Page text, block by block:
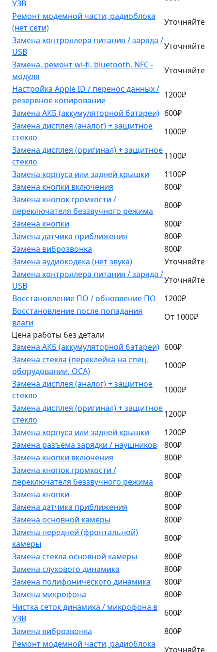
УЗВ
Ремонт модемной части, радиоблока
(нет сети)
Уточняйте
Замена контроллера питания / заряда /
USB
Уточняйте
Замена, ремонт wi-fi, bluetooth, NFC -
модуля
Уточняйте
Настройка Apple ID / перенос данных /
резервное копирование
1200₽
Замена АКБ (аккумуляторной батареи) 600₽
Замена дисплея (аналог) + защитное
стекло
1000₽
Замена дисплея (оригинал) + защитное
стекло
1100₽
Замена корпуса или задней крышки
1100₽
Замена кнопки включения
800₽
Замена кнопок громкости /
переключателя беззвучного режима
800₽
Замена кнопки
800₽
Замена датчика приближения
800₽
Замена виброзвонка
800₽
Замена аудиокодека (нет звука)
Уточняйте
Замена контроллера питания / заряда /
USB
Уточняйте
Восстановление ПО / обновление ПО
1200₽
Восстановление после попадания
влаги
От 1000₽
Цена работы без детали
Замена АКБ (аккумуляторной батареи) 600₽
Замена стекла (переклейка на спец.
оборудовании, OCA)
1000₽
Замена дисплея (аналог) + защитное
стекло
1000₽
Замена дисплея (оригинал) + защитное
стекло
1200₽
Замена корпуса или задней крышки
1200₽
Замена разъёма зарядки / наушников
800₽
Замена кнопки включения
800₽
Замена кнопок громкости /
переключателя беззвучного режима
800₽
Замена кнопки
800₽
Замена датчика приближения
800₽
Замена основной камеры
800₽
Замена передней (фронтальной)
камеры
800₽
Замена стекла основной камеры
800₽
Замена слухового динамика
800₽
Замена полифонического динамика
800₽
Замена микрофона
800₽
Чистка сеток динамика / микрофона в
УЗВ
600₽
Замена виброзвонка
800₽
Ремонт модемной части, радиоблока
Уточняйте